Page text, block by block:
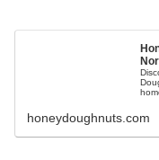
honeydoughnuts.com